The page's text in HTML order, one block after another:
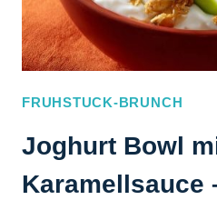
FRUHSTUCK-BRUNCH
Joghurt Bowl
Karamellsauce